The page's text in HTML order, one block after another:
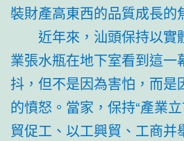
裝財產高東西的品質成長的
近年來，汕頭保持以實
業張水瓶在地下室看到這一
抖，但不是因為害怕，而是
的憤怒。當家，保持“產業
貿促工、以工興貿、工商并